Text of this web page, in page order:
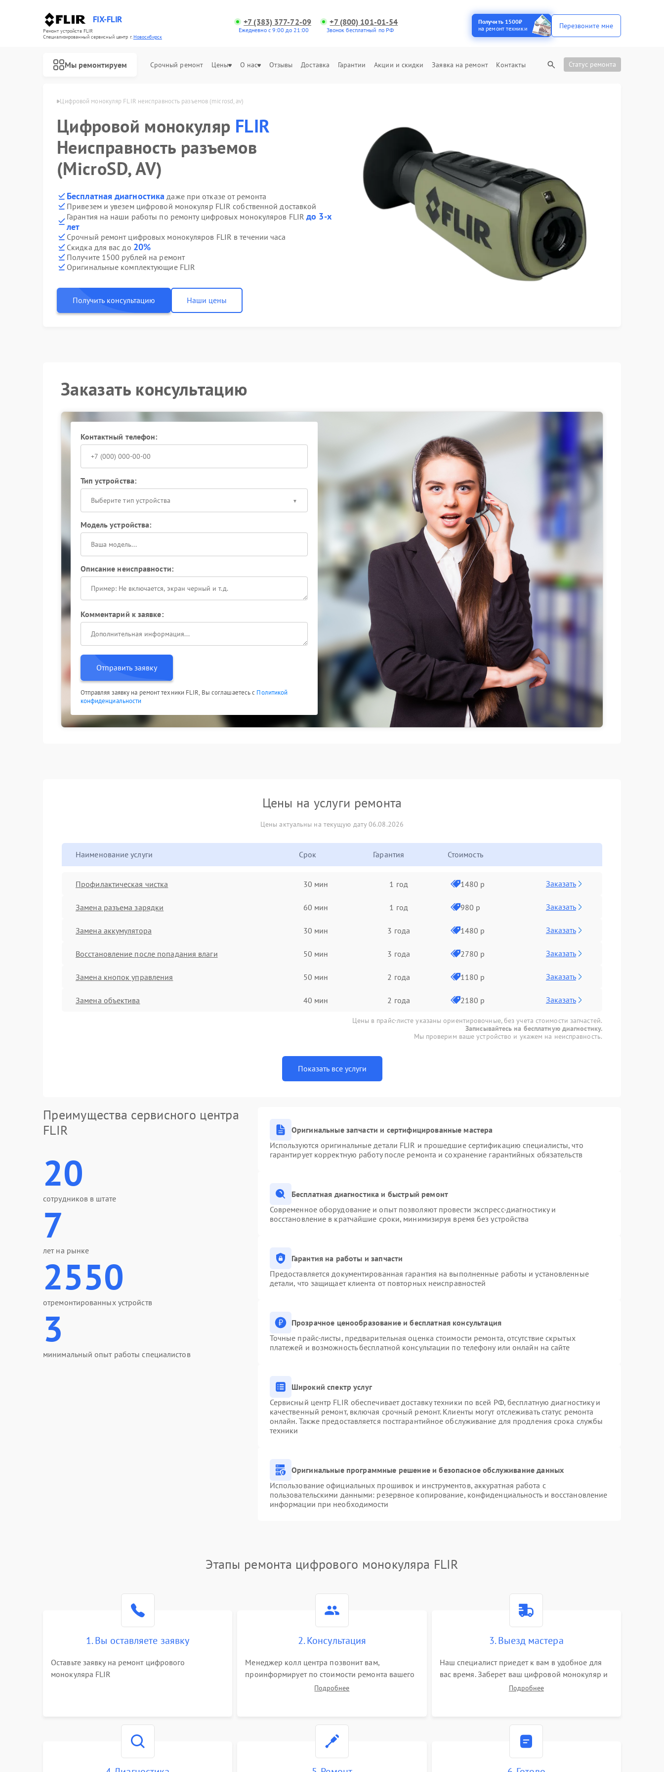
FIX-FLIR
Ремонт устройств FLIR
Специализированный cервисный центр г.Новосибирск
+7 (383) 377-72-09
Ежедневно с 9:00 до 21:00
+7 (800) 101-01-54
Звонок бесплатный по РФ
Получить 1500₽
на ремонт техники
Перезвоните мне
Мы ремонтируем Срочный ремонт Цены О нас Отзывы Доставка Гарантии Акции и скидки Заявка на ремонт Контакты Статус ремонта
в Новосибирске Цифровой монокуляр FLIR неисправность разъемов (microsd, av)
Цифровой монокуляр FLIR
Неисправность разъемов
(MicroSD, AV)
Бесплатная диагностика даже при отказе от ремонта
Привезем и увезем цифровой монокуляр FLIR собственной доставкой
Гарантия на наши работы по ремонту цифровых монокуляров FLIRдо 3-х
лет
Срочный ремонт цифровых монокуляров FLIR в течении часа
Скидка для вас до 20%
Получите 1500 рублей на ремонт
Оригинальные комплектующие FLIR
Получить консультацию Наши цены
Заказать консультацию
Контактный телефон:
Тип устройства:
Выберите тип устройства
Модель устройства:
Описание неисправности:
Комментарий к заявке:
Отправить заявку
Отправляя заявку на ремонт техники FLIR, Вы соглашаетесь с Политикой
конфиденциальности
Цены на услуги ремонта
Цены актуальны на текущую дату 06.08.2026
Наименование услуги Срок Гарантия Стоимость
Профилактическая чистка 30 мин 1 год 1480 р Заказать
Замена разъема зарядки 60 мин 1 год 980 р Заказать
Замена аккумулятора 30 мин 3 года 1480 р Заказать
Восстановление после попадания влаги 50 мин 3 года 2780 р Заказать
Замена кнопок управления 50 мин 2 года 1180 р Заказать
Замена объектива 40 мин 2 года 2180 р Заказать
Цены в прайс-листе указаны ориентировочные, без учета стоимости запчастей.
Записывайтесь на бесплатную диагностику.
Мы проверим ваше устройство и укажем на неисправность.
Показать все услуги
Преимущества сервисного центра
FLIR
20
сотрудников в штате
7
лет на рынке
2550
отремонтированных устройств
3
минимальный опыт работы специалистов
Оригинальные запчасти и сертифицированные мастера
Используются оригинальные детали FLIR и прошедшие сертификацию специалисты, что
гарантирует корректную работу после ремонта и сохранение гарантийных обязательств
Бесплатная диагностика и быстрый ремонт
Современное оборудование и опыт позволяют провести экспресс-диагностику и
восстановление в кратчайшие сроки, минимизируя время без устройства
Гарантия на работы и запчасти
Предоставляется документированная гарантия на выполненные работы и установленные
детали, что защищает клиента от повторных неисправностей
Прозрачное ценообразование и бесплатная консультация
Точные прайс-листы, предварительная оценка стоимости ремонта, отсутствие скрытых
платежей и возможность бесплатной консультации по телефону или онлайн на сайте
Широкий спектр услуг
Сервисный центр FLIR обеспечивает доставку техники по всей РФ, бесплатную диагностику и
качественный ремонт, включая срочный ремонт. Клиенты могут отслеживать статус ремонта
онлайн. Также предоставляется постгарантийное обслуживание для продления срока службы
техники
Оригинальные программные решение и безопасное обслуживание данных
Использование официальных прошивок и инструментов, аккуратная работа с
пользовательскими данными: резервное копирование, конфиденциальность и восстановление
информации при необходимости
Этапы ремонта цифрового монокуляра FLIR
1. Вы оставляете заявку
Оставьте заявку на ремонт цифрового
монокуляра FLIR
2. Консультация
Менеджер колл центра позвонит вам,
проинформирует по стоимости ремонта вашего
цифрового монокуляра а также ответит на все
Подробнее
3. Выезд мастера
Наш специалист приедет к вам в удобное для
вас время. Заберет ваш цифровой монокуляр и
привезет на склад для диагностики.
Подробнее